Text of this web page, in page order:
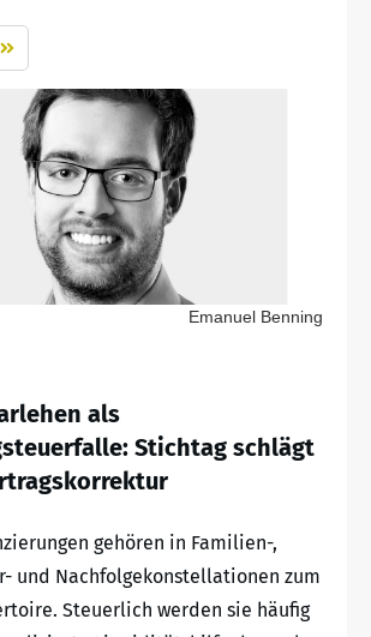
Emanuel Benning
als
Stichtag schlägt
gehören in Familien-,
und Nachfolgekonstellationen zum
Steuerlich werden sie häufig